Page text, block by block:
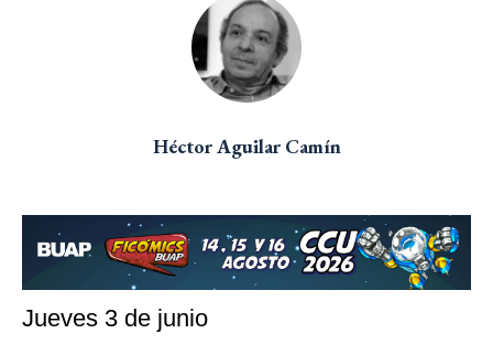
Héctor Aguilar Camín
Jueves 3 de junio